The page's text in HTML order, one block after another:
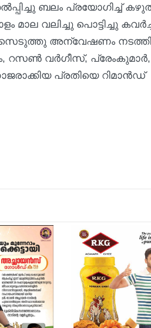
ബലം പ്രയോഗിച്ച്
വലിച്ചു പൊട്ടിച്ചു
അന്വേഷണം
വർഗീസ്,
പ്രതിയെ റിമാൻഡ്